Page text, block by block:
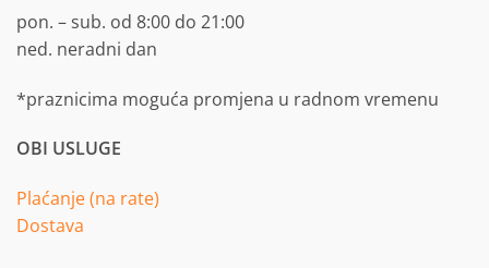
pon. – sub. od 8:00 do 21:00
ned. neradni dan
*praznicima moguća promjena u radnom vremenu
OBI USLUGE
Plaćanje (na rate)
Dostava